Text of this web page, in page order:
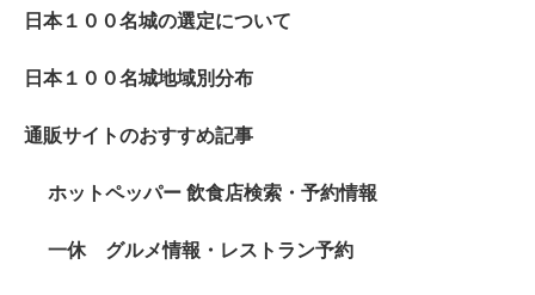
日本１００名城の選定について
日本１００名城地域別分布
通販サイトのおすすめ記事
ホットペッパー 飲食店検索・予約情報
一休 グルメ情報・レストラン予約